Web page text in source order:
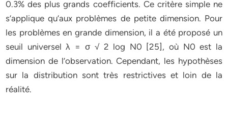
0.3% des plus grands coefficients. Ce critère simple ne
s’applique qu’aux problèmes de petite dimension. Pour
les problèmes en grande dimension, il a été proposé un
seuil universel λ = σ √ 2 log N0 [25], où N0 est la
dimension de l’observation. Cependant, les hypothèses
sur la distribution sont très restrictives et loin de la
réalité.